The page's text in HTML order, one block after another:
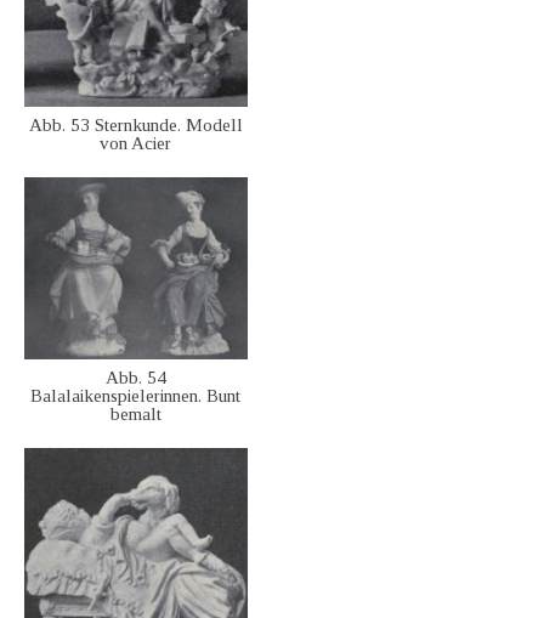
Abb. 53 Sternkunde. Modell
von Acier
Abb. 54
Balalaikenspielerinnen. Bunt
bemalt